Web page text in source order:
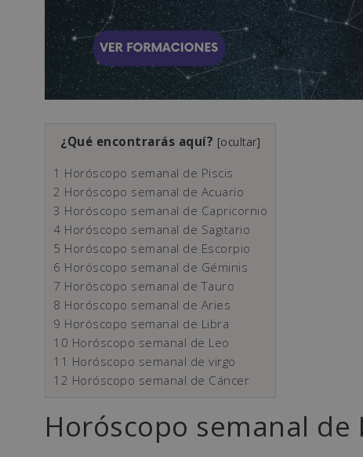
¿Qué encontrarás aquí? [ocultar]
1 Horóscopo semanal de Piscis
2 Horóscopo semanal de Acuario
3 Horóscopo semanal de Capricornio
4 Horóscopo semanal de Sagitario
5 Horóscopo semanal de Escorpio
6 Horóscopo semanal de Géminis
7 Horóscopo semanal de Tauro
8 Horóscopo semanal de Aries
9 Horóscopo semanal de Libra
10 Horóscopo semanal de Leo
11 Horóscopo semanal de virgo
12 Horóscopo semanal de Cáncer
Horóscopo semanal de